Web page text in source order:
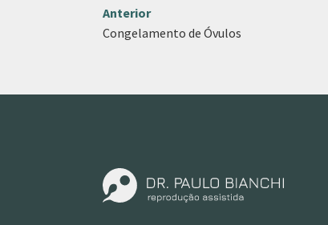
Anterior
Congelamento de Óvulos